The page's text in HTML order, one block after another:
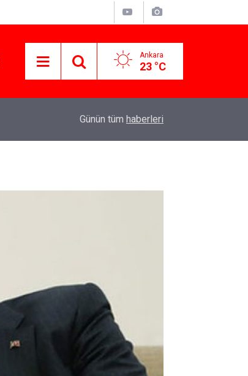
Ankara
23 °C
Kira ve alışveriş yardımı 4 bin TL’ye yükseldi
Günün tüm haberleri